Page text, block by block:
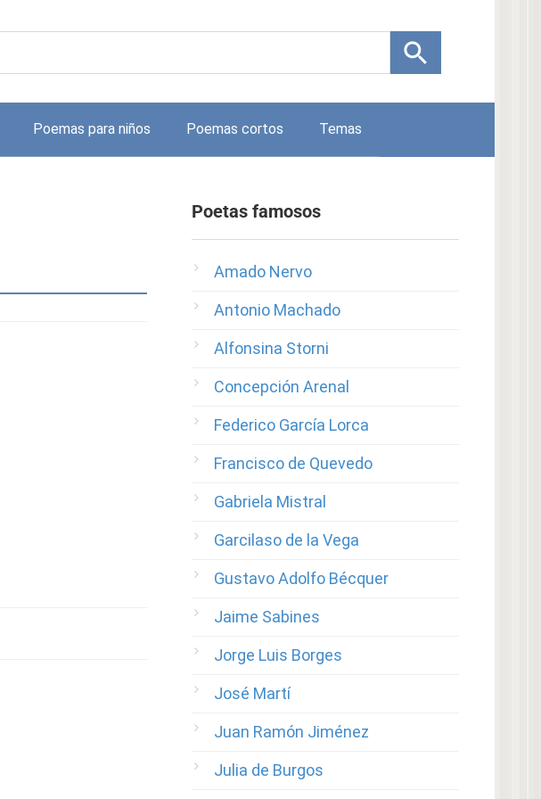
Poemas para niños Poemas cortos Temas
Poetas famosos
Amado Nervo
Antonio Machado
Alfonsina Storni
Concepción Arenal
Federico García Lorca
Francisco de Quevedo
Gabriela Mistral
Garcilaso de la Vega
Gustavo Adolfo Bécquer
Jaime Sabines
Jorge Luis Borges
José Martí
Juan Ramón Jiménez
Julia de Burgos